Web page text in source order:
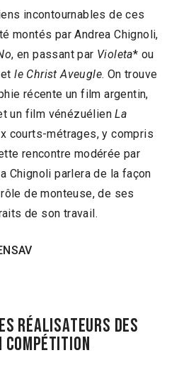
incontournables de ces
montés par Andrea Chignoli,
, en passant par Violeta* ou
etle Christ Aveugle. On trouve
récente un film argentin,
un film vénézuélienLa
courts-métrages, y compris
rencontre modérée par
Chignoli parlera de la façon
de monteuse, de ses
de son travail.
RÉALISATEURS DES
COMPÉTITION